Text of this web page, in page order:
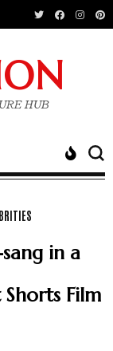
HUB
in a
Film